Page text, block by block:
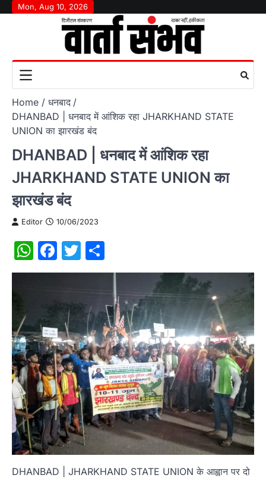
SkipMon, Aug 10, 2026
Home
धनबाद
DHANBAD | धनबाद में आंशिक रहा JHARKHAND STATE
UNION का झारखंड बंद
DHANBAD | धनबाद में आंशिक रहा
JHARKHAND STATE UNION का
झारखंड बंद
Editor 10/06/2023
WhatsApp
Facebook
Twitter
DHANBAD | JHARKHAND STATE UNION के आह्वान पर दो